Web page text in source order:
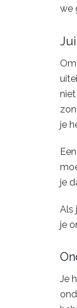
we
je
je
Als
je
Je